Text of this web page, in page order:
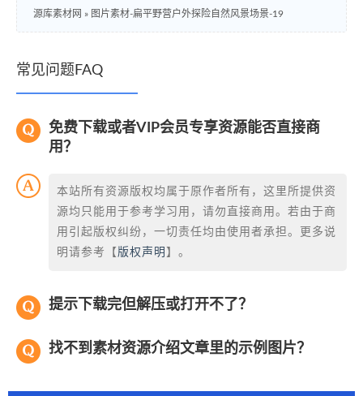
源库素材网 » 图片素材-扁平野营户外探险自然风景场景-19
常见问题FAQ
免费下载或者VIP会员专享资源能否直接商
用？
本站所有资源版权均属于原作者所有，这里所提供资
源均只能用于参考学习用，请勿直接商用。若由于商
用引起版权纠纷，一切责任均由使用者承担。更多说
明请参考【 版权声明 】。
提示下载完但解压或打开不了？
找不到素材资源介绍文章里的示例图片？